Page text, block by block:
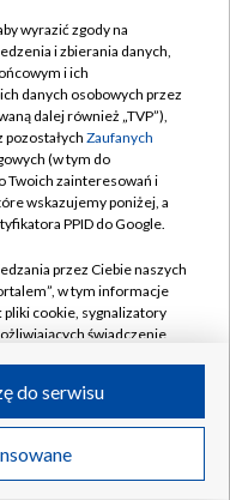
w likwidacji
wyrazić zgody na
i zbierania danych,
i ich
danych osobowych przez
dalej również „TVP”),
pozostałych Zaufanych
(w tym do
Twoich zainteresowań i
wskazujemy poniżej, a
PPID do Google.
przez Ciebie naszych
w tym informacje
pliki cookie, sygnalizatory
świadczenie
przez Ciebie
adresy IP, identyfikatory
do serwisu